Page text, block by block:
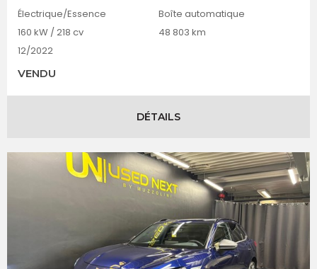
Électrique/Essence
Boîte automatique
160 kW / 218 cv
48 803 km
12/2022
VENDU
DÉTAILS